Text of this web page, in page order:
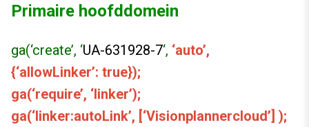
Primaire hoofddomein
ga(‘create’, ‘UA-631928-7‘, ‘auto’,
{‘allowLinker’: true});
ga(‘require’, ‘linker’);
ga(‘linker:autoLink’, [‘Visionplannercloud’] );